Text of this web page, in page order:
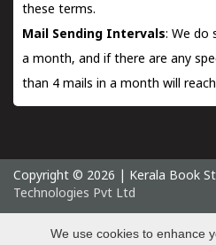
these terms.
Mail Sending Intervals: We do
a month, and if there are any
than 4 mails in a month will
Copyright © 2026 | Kerala Book
Technologies Pvt Ltd
We use cookies to enhance